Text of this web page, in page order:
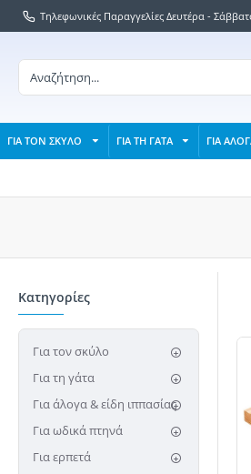
Τηλεφωνικές Παραγγελίες Δευτέρα -
ΓΙΑ ΤΟΝ ΣΚΥΛΟ ΓΙΑ ΤΗ ΓΑΤΑ ΓΙΑ
Κατηγορίες
Για τον σκύλο
Για τη γάτα
Για άλογα & είδη ιππασίας
Για ωδικά πτηνά
Για ερπετά